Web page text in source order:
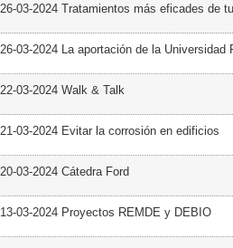
26-03-2024 Tratamientos más eficades de
26-03-2024 La aportación de la Universidad
22-03-2024 Walk & Talk
21-03-2024 Evitar la corrosión en edificios
20-03-2024 Cátedra Ford
13-03-2024 Proyectos REMDE y DEBIO